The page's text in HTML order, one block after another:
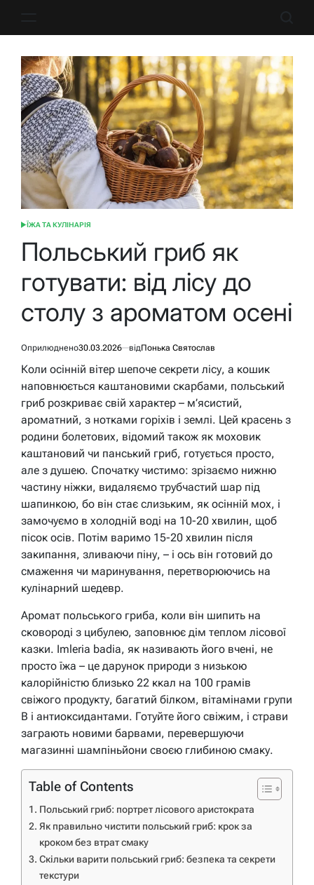
ОПУБЛІКУВАТИ
ЇЖА ТА КУЛІНАРІЯ
Польський гриб як
готувати: від лісу до
столу з ароматом осені
Оприлюднено30.03.2026 відПонька Святослав
Коли осінній вітер шепоче секрети лісу, а кошик
наповнюється каштановими скарбами, польський
гриб розкриває свій характер – м’ясистий,
ароматний, з нотками горіхів і землі. Цей красень з
родини болетових, відомий також як моховик
каштановий чи панський гриб, готується просто,
але з душею. Спочатку чистимо: зрізаємо нижню
частину ніжки, видаляємо трубчастий шар під
шапинкою, бо він стає слизьким, як осінній мох, і
замочуємо в холодній воді на 10-20 хвилин, щоб
пісок осів. Потім варимо 15-20 хвилин після
закипання, зливаючи піну, – і ось він готовий до
смаження чи маринування, перетворюючись на
кулінарний шедевр.
Аромат польського гриба, коли він шипить на
сковороді з цибулею, заповнює дім теплом лісової
казки. Imleria badia, як називають його вчені, не
просто їжа – це дарунок природи з низькою
калорійністю близько 22 ккал на 100 грамів
свіжого продукту, багатий білком, вітамінами групи
B і антиоксидантами. Готуйте його свіжим, і страви
заграють новими барвами, перевершуючи
магазинні шампіньйони своєю глибиною смаку.
Table of Contents
Польський гриб: портрет лісового аристократа
Як правильно чистити польський гриб: крок за
кроком без втрат смаку
Скільки варити польський гриб: безпека та секрети
текстури